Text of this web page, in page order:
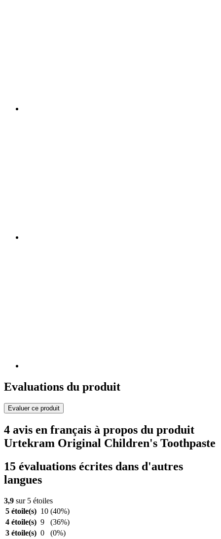
Evaluations du produit
Evaluer ce produit
4 avis en français à propos du produit
Urtekram Original Children's Toothpaste
15 évaluations écrites dans d'autres
langues
3,9 sur 5 étoiles
5 étoile(s) 10 (40%)
4 étoile(s) 9
(36%)
3 étoile(s) 0
(0%)